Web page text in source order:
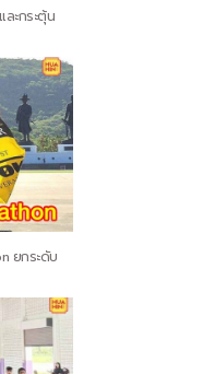
ะกระตุ้น
ยกระดับ